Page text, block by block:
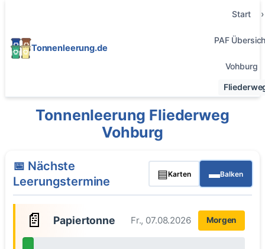
Tonnenleerung.de
Start
PAF
Vohburg
Tonnenleerung Fliederweg
Vohburg
📅 Nächste
Leerungstermine
▤Karten ▬Balken
📄 Papiertonne Fr., 07.08.2026 Morgen